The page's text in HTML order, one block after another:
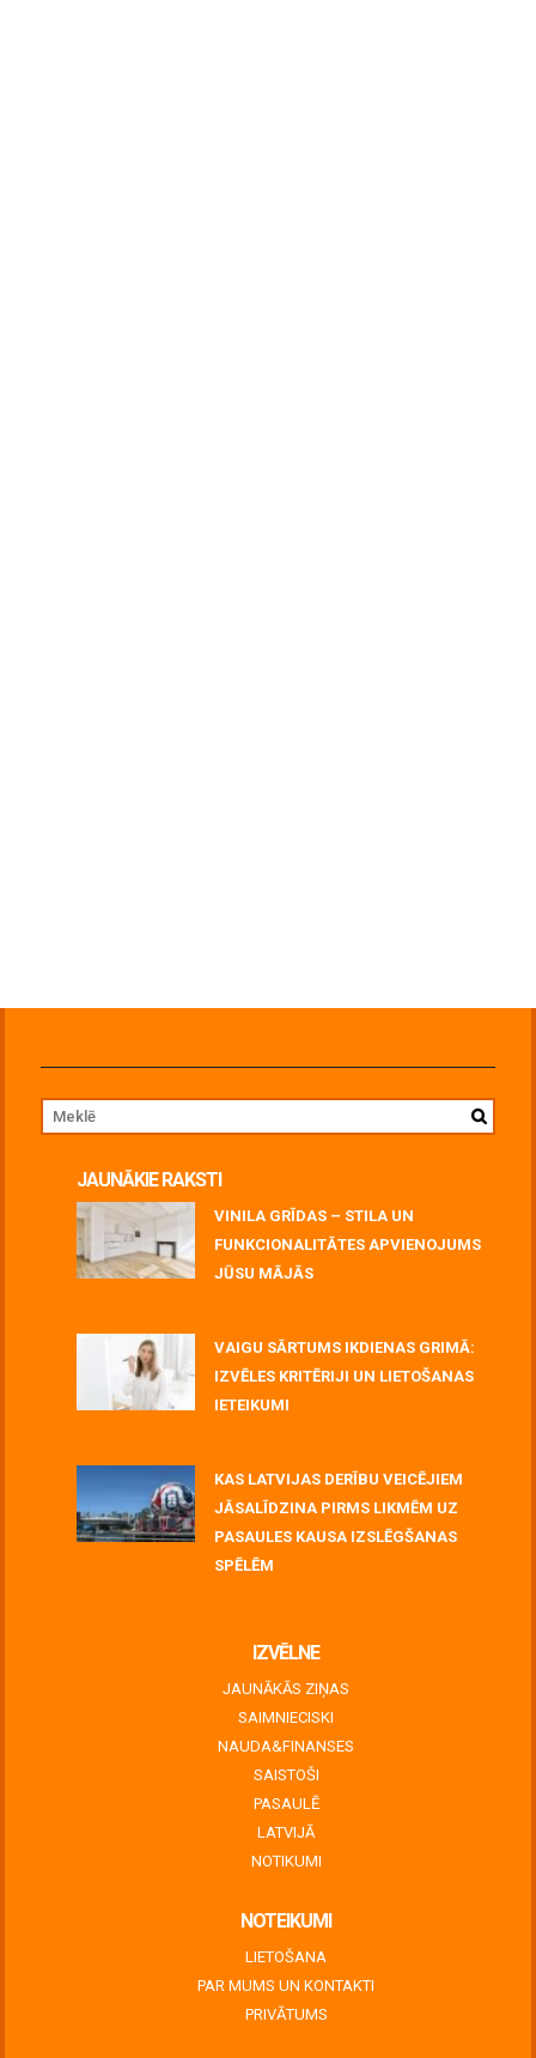
JAUNĀKIE RAKSTI
VINILA GRĪDAS – STILA UN
FUNKCIONALITĀTES APVIENOJUMS
JŪSU MĀJĀS
VAIGU SĀRTUMS IKDIENAS GRIMĀ:
IZVĒLES KRITĒRIJI UN LIETOŠANAS
IETEIKUMI
KAS LATVIJAS DERĪBU VEICĒJIEM
JĀSALĪDZINA PIRMS LIKMĒM UZ
PASAULES KAUSA IZSLĒGŠANAS
SPĒLĒM
IZVĒLNE
JAUNĀKĀS ZIŅAS
SAIMNIECISKI
NAUDA&FINANSES
SAISTOŠI
PASAULĒ
LATVIJĀ
NOTIKUMI
NOTEIKUMI
LIETOŠANA
PAR MUMS UN KONTAKTI
PRIVĀTUMS